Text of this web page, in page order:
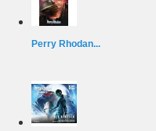
Perry Rhodan...